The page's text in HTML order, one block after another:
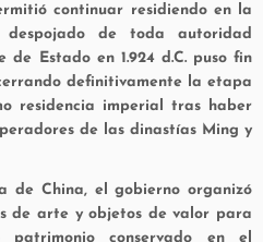
continuar residiendo en la
despojado de toda autoridad
de Estado en 1.924 d.C. puso fin
definitivamente la etapa
residencia imperial tras haber
de las dinastías Ming y
de China, el gobierno organizó
de arte y objetos de valor para
conservado en el